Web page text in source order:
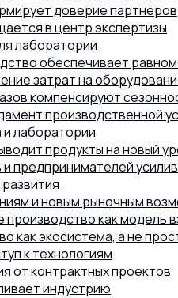
доверие партнёров
в центр экспертизы
лаборатории
обеспечивает
затрат на
компенсируют
производственной
лаборатории
продукты на новый
предпринимателей
и новым рыночным
как модель
как экосистема, а не
к технологиям
от контрактных проектов
индустрию